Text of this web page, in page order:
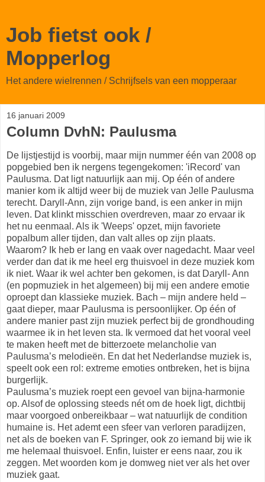
Job fietst ook /
Mopperlog
Het andere wielrennen / Schrijfsels van een mopperaar
16 januari 2009
Column DvhN: Paulusma
De lijstjestijd is voorbij, maar mijn nummer één van 2008 op
popgebied ben ik nergens tegengekomen: 'iRecord' van
Paulusma. Dat ligt natuurlijk aan mij. Op één of andere
manier kom ik altijd weer bij de muziek van Jelle Paulusma
terecht. Daryll-Ann, zijn vorige band, is een anker in mijn
leven. Dat klinkt misschien overdreven, maar zo ervaar ik
het nu eenmaal. Als ik 'Weeps' opzet, mijn favoriete
popalbum aller tijden, dan valt alles op zijn plaats.
Waarom? Ik heb er lang en vaak over nagedacht. Maar veel
verder dan dat ik me heel erg thuisvoel in deze muziek kom
ik niet. Waar ik wel achter ben gekomen, is dat Daryll- Ann
(en popmuziek in het algemeen) bij mij een andere emotie
oproept dan klassieke muziek. Bach – mijn andere held –
gaat dieper, maar Paulusma is persoonlijker. Op één of
andere manier past zijn muziek perfect bij de grondhouding
waarmee ik in het leven sta. Ik vermoed dat het vooral veel
te maken heeft met de bitterzoete melancholie van
Paulusma’s melodieën. En dat het Nederlandse muziek is,
speelt ook een rol: extreme emoties ontbreken, het is bijna
burgerlijk.
Paulusma’s muziek roept een gevoel van bijna-harmonie
op. Alsof de oplossing steeds nét om de hoek ligt, dichtbij
maar voorgoed onbereikbaar – wat natuurlijk de condition
humaine is. Het ademt een sfeer van verloren paradijzen,
net als de boeken van F. Springer, ook zo iemand bij wie ik
me helemaal thuisvoel. Enfin, luister er eens naar, zou ik
zeggen. Met woorden kom je domweg niet ver als het over
muziek gaat.